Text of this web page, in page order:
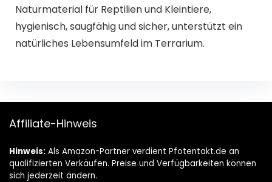
Naturmaterial für Reptilien und Kleintiere,
hygienisch, saugfähig und sicher, unterstützt ein
natürliches Lebensumfeld im Terrarium.
Affiliate-Hinweis
Hinweis: Als Amazon-Partner verdient Pfotentakt.de an
qualifizierten Verkäufen. Preise und Verfügbarkeiten können
sich jederzeit ändern.